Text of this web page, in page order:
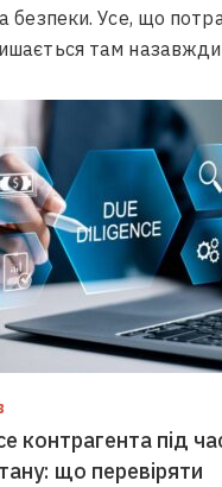
безпеки. Усе, що
там назавжди
контрагента під
що перевіряти